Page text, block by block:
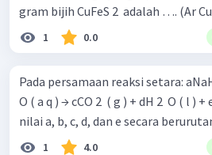
gram bijih CuFeS 2 ​ adalah …. (Ar Cu
1 0.0
Pada persamaan reaksi setara: aNaHCO 3 ​ ( a q ) + bC 2 ​ H 4 ​
O ( a q ) → cCO 2 ​ ( g ) + dH 2 ​ O ( l ) +
nilai a, b, c, d, dan e secara
1 4.0